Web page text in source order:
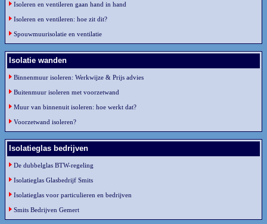
Isoleren en ventileren gaan hand in hand
Isoleren en ventileren: hoe zit dit?
Spouwmuurisolatie en ventilatie
Isolatie wanden
Binnenmuur isoleren: Werkwijze & Prijs advies
Buitenmuur isoleren met voorzetwand
Muur van binnenuit isoleren: hoe werkt dat?
Voorzetwand isoleren?
Isolatieglas bedrijven
De dubbelglas BTW-regeling
Isolatieglas Glasbedrijf Smits
Isolatieglas voor particulieren en bedrijven
Smits Bedrijven Gemert